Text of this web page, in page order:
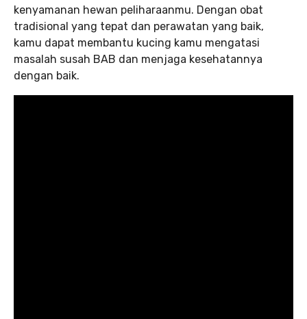
kenyamanan hewan peliharaanmu. Dengan obat
tradisional yang tepat dan perawatan yang baik,
kamu dapat membantu kucing kamu mengatasi
masalah susah BAB dan menjaga kesehatannya
dengan baik.